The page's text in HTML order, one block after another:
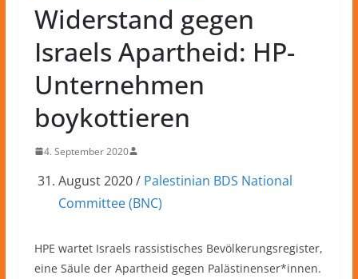
Widerstand gegen
Israels Apartheid: HP-
Unternehmen
boykottieren
4. September 2020
August 2020 / Palestinian BDS National
Committee (BNC)
HPE wartet Israels rassistisches Bevölkerungsregister,
eine Säule der Apartheid gegen Palästinenser*innen.